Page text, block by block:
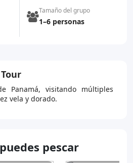
Tamaño del grupo
1–6 personas
Panamá, visitando múltiples
vela y dorado.
pescar